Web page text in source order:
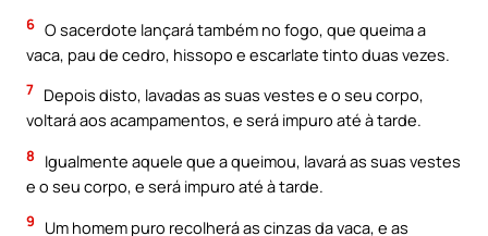
6 O sacerdote lançará também no fogo, que queima a
vaca, pau de cedro, hissopo e escarlate tinto duas vezes.
7 Depois disto, lavadas as suas vestes e o seu corpo,
voltará aos acampamentos, e será impuro até à tarde.
8
Igualmente aquele que a queimou, lavará as suas vestes
e o seu corpo, e será impuro até à tarde.
9
Um homem puro recolherá as cinzas da vaca, e as